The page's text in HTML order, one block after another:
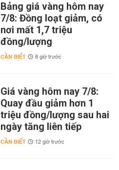
Bảng giá vàng hôm nay
7/8: Đồng loạt giảm, có
nơi mất 1,7 triệu
đồng/lượng
CẦN BIẾT 8 giờ trước
Giá vàng hôm nay 7/8:
Quay đầu giảm hơn 1
triệu đồng/lượng sau hai
ngày tăng liên tiếp
CẦN BIẾT 12 giờ trước